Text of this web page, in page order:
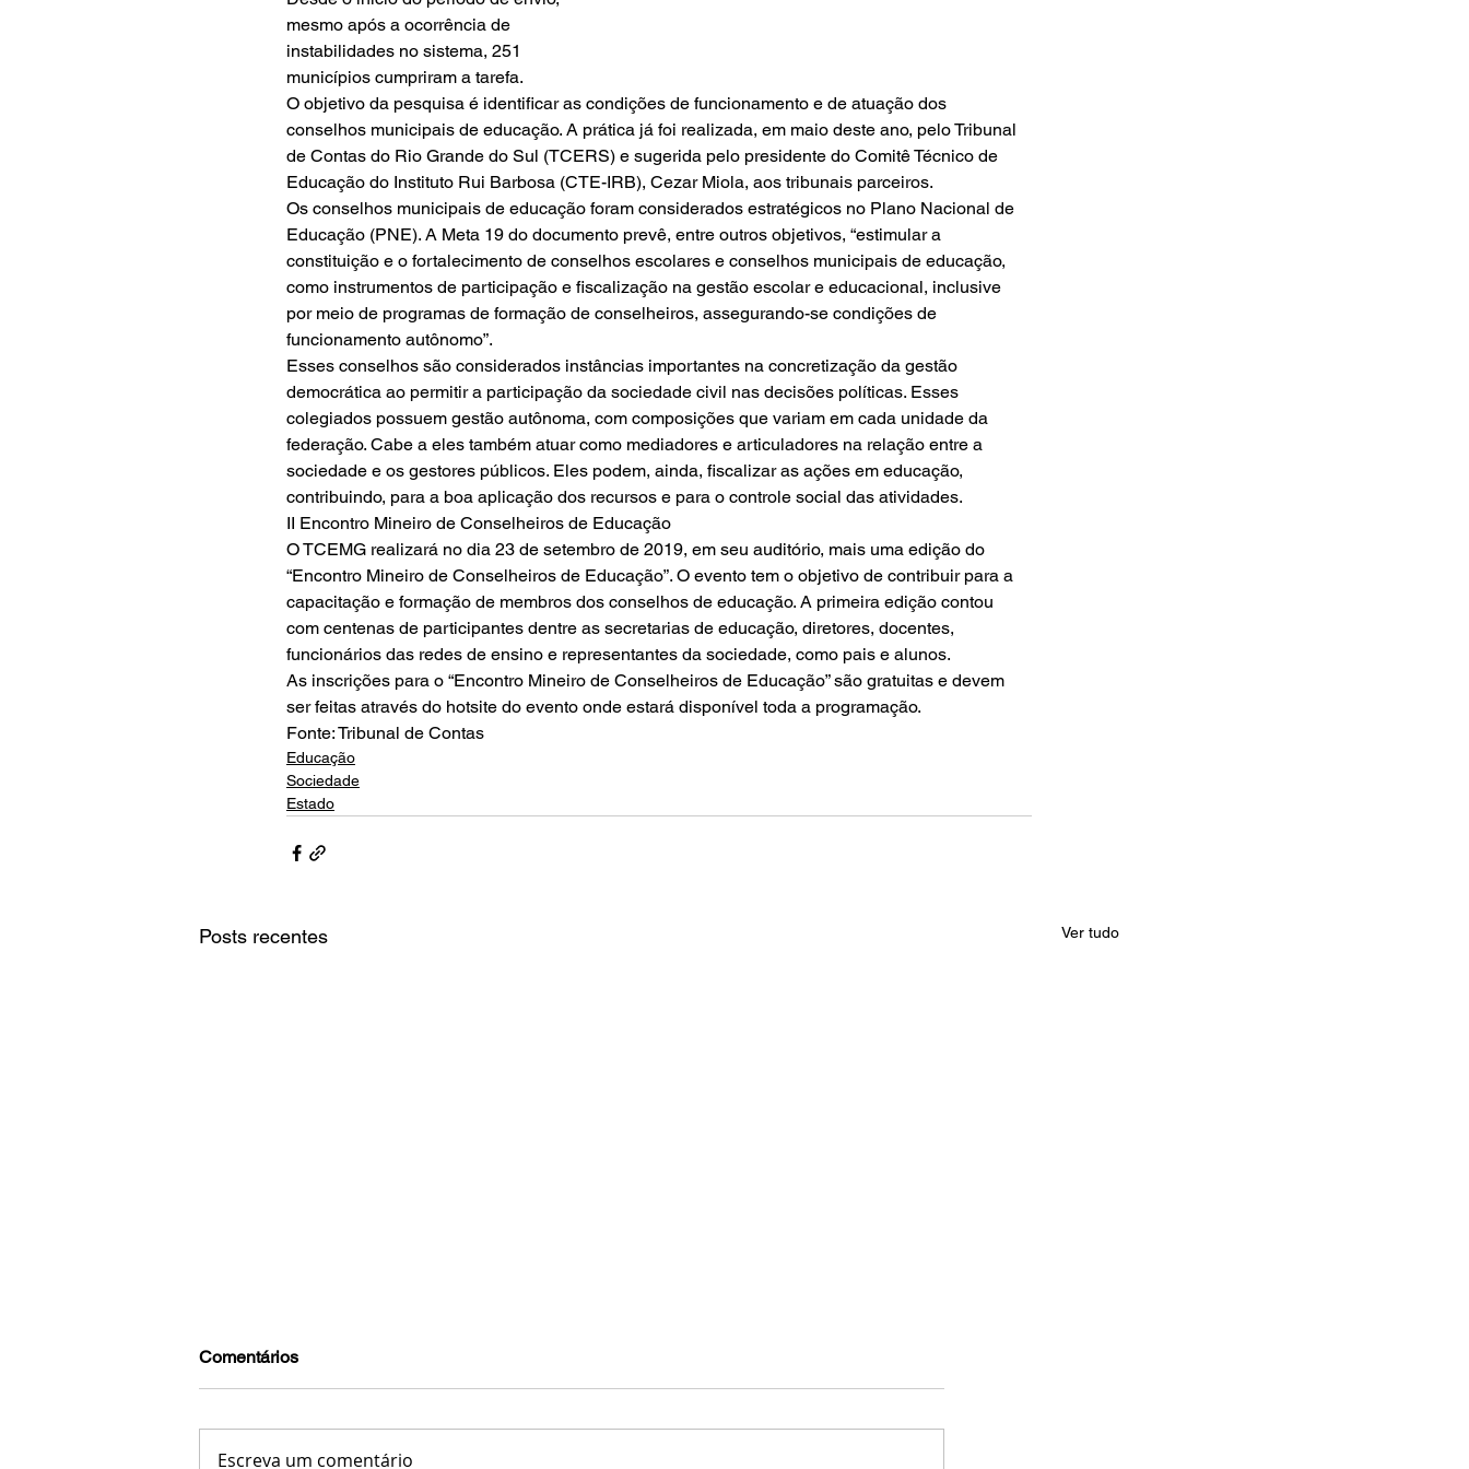
mesmo após a ocorrência de
instabilidades no sistema, 251
municípios cumpriram a tarefa.
O objetivo da pesquisa é identificar as condições de funcionamento e de atuação dos
conselhos municipais de educação. A prática já foi realizada, em maio deste ano, pelo Tribunal
de Contas do Rio Grande do Sul (TCERS) e sugerida pelo presidente do Comitê Técnico de
Educação do Instituto Rui Barbosa (CTE-IRB), Cezar Miola, aos tribunais parceiros.
Os conselhos municipais de educação foram considerados estratégicos no Plano Nacional de
Educação (PNE). A Meta 19 do documento prevê, entre outros objetivos, “estimular a
constituição e o fortalecimento de conselhos escolares e conselhos municipais de educação,
como instrumentos de participação e fiscalização na gestão escolar e educacional, inclusive
por meio de programas de formação de conselheiros, assegurando-se condições de
funcionamento autônomo”.
Esses conselhos são considerados instâncias importantes na concretização da gestão
democrática ao permitir a participação da sociedade civil nas decisões políticas. Esses
colegiados possuem gestão autônoma, com composições que variam em cada unidade da
federação. Cabe a eles também atuar como mediadores e articuladores na relação entre a
sociedade e os gestores públicos. Eles podem, ainda, fiscalizar as ações em educação,
contribuindo, para a boa aplicação dos recursos e para o controle social das atividades.
II Encontro Mineiro de Conselheiros de Educação
O TCEMG realizará no dia 23 de setembro de 2019, em seu auditório, mais uma edição do
“Encontro Mineiro de Conselheiros de Educação”. O evento tem o objetivo de contribuir para a
capacitação e formação de membros dos conselhos de educação. A primeira edição contou
com centenas de participantes dentre as secretarias de educação, diretores, docentes,
funcionários das redes de ensino e representantes da sociedade, como pais e alunos.
As inscrições para o “Encontro Mineiro de Conselheiros de Educação” são gratuitas e devem
ser feitas através do hotsite do evento onde estará disponível toda a programação.
Fonte: Tribunal de Contas
Educação
Sociedade
Estado
Posts recentes Ver tudo
Comentários
Escreva um comentário